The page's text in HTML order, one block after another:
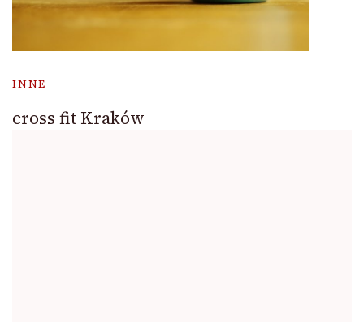
INNE
cross fit Kraków